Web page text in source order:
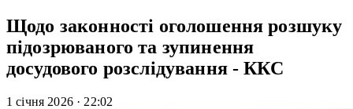
Щодо законності оголошення розшуку
підозрюваного та зупинення
досудового розслідування - ККС
1 січня 2026 · 22:02